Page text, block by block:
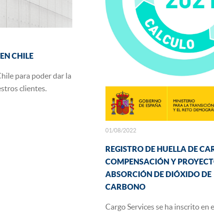
CHILE
para poder dar la
clientes.
01/08/2022
REGISTRO DE HUELLA DE
COMPENSACIÓN Y
ABSORCIÓN DE DIÓXIDO DE
CARBONO
Cargo Services se ha inscrito en